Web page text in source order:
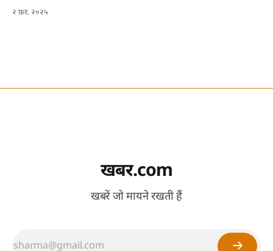
२ फ़र. २०२५
खबर.com
खबरें जो मायने रखती हैं